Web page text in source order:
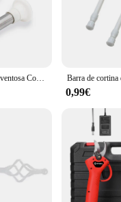
Barra extensible con ventosa Cortinas de Ducha, Para Baño, Ropero, Ventana, Armario y Cocina, sin taladros ni tornillos.
0,99€